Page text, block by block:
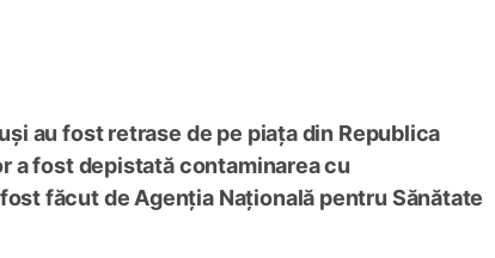
au fost retrase de pe piața din Republica
a fost depistată contaminarea cu
făcut de Agenția Națională pentru Sănătate